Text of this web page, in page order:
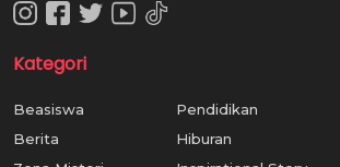
Kategori
Beasiswa
Berita
Pendidikan
Hiburan